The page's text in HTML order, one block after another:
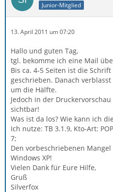
Junior-Mitglied
13. April 2011 um 07:20
Hallo und guten Tag,
tgl. bekomme ich eine Mail
Bis ca. 4-5 Seiten ist die
geschrieben. Danach
um die Hälfte.
Jedoch in der
sichtbar!
Was ist da los? Wie kann ich
Ich nutze: TB 3.1.9, Kto-Art:
7;
Den vorbeschriebenen
Windows XP!
Vielen Dank für Eure Hilfe,
Gruß
Silverfox